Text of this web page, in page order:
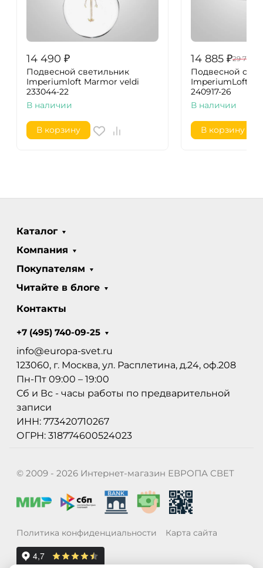
14 490 ₽
Подвесной светильник
Imperiumloft Marmor veldi
233044-22
В наличии
В корзину
14 885 ₽29 770
Подвесной
ImperiumLoft
240917-26
В наличии
В корзину
Каталог
Компания
Покупателям
Читайте в блоге
Контакты
+7 (495) 740-09-25
info@europa-svet.ru
123060, г. Москва, ул. Расплетина, д.24, оф.208
Пн-Пт 09:00 – 19:00
Сб и Вс - часы работы по предварительной
записи
ИНН: 773420710267
ОГРН: 318774600524023
© 2009 - 2026 Интернет-магазин ЕВРОПА СВЕТ
Политика конфиденциальности Карта сайта